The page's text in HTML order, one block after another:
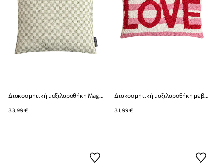
33,99 € 31,99 €